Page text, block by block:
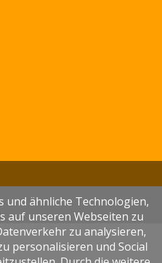
und ähnliche Technologien,
auf unseren Webseiten zu
zu analysieren,
personalisieren und Social